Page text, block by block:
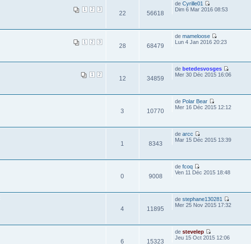
1 2 3
22 56618
de Cyrille01
Dim 6 Mar 2016 08:53
1 2 3
28 68479
de mameloose
Lun 4 Jan 2016 20:23
1 2
12 34859
de betedesvosges
Mer 30 Déc 2015 16:06
3 10770
de Polar Bear
Mer 16 Déc 2015 12:12
1 8343
de arcc
Mar 15 Déc 2015 13:39
0 9008
de fcoq
Ven 11 Déc 2015 18:48
4 11895
de stephane130281
Mer 25 Nov 2015 17:32
6 15323
de stevelep
Jeu 15 Oct 2015 12:06